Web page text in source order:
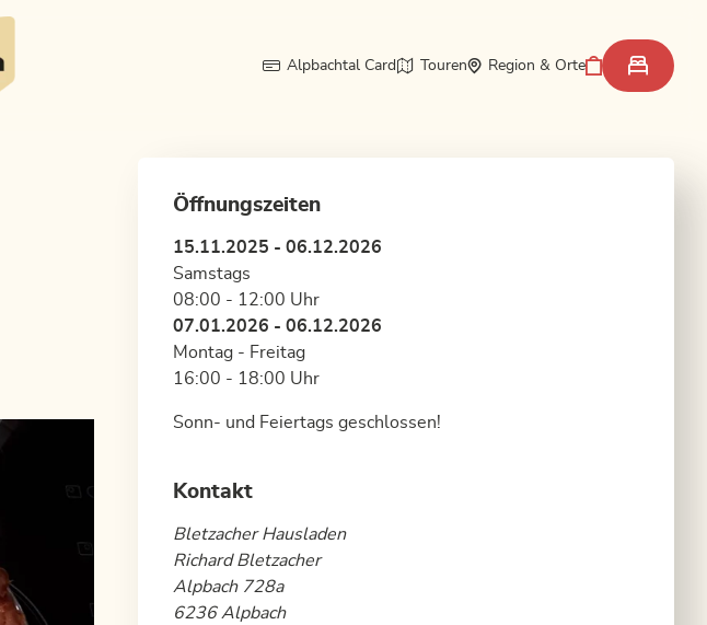
Alpbachtal Card Touren Region & Orte
Öffnungszeiten
15.11.2025 - 06.12.2026
Samstags
08:00 - 12:00 Uhr
07.01.2026 - 06.12.2026
Montag - Freitag
16:00 - 18:00 Uhr
Sonn- und Feiertags geschlossen!
Kontakt
Bletzacher Hausladen
Richard Bletzacher
Alpbach 728a
6236 Alpbach